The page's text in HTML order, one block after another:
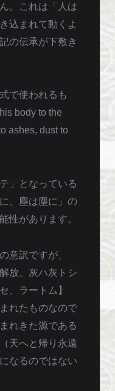
。これは「人は
込まれて動くよ
の伝承が下敷き
で使われるも
body to the
ashes, dust to
」となっている
、塵は塵に」の
性があります。
意訳ですが、
放、灰ハ灰トシ
、ラートム】
れたものなので
れきた源である
天へと帰り永遠
なるのではない